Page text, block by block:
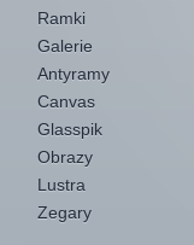
Ramki
Galerie
Antyramy
Canvas
Glasspik
Obrazy
Lustra
Zegary